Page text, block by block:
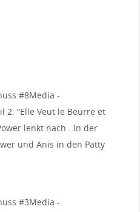
#8Media -
2: “Elle Veut le Beurre et
lenkt nach . In der
und Anis in den Patty
#3Media -